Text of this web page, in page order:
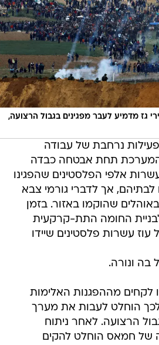
גז מדמיע לעבר מפגינים בגבול הרצועה,
נרחבת של עבודה
המערכת תחת אבטחה כבדה
אלפי הפלסטינים שהפגינו
אך לדברי גורמי צבא
שהוקמו באזור. בזמן
החומה התת-קרקעית
עוז עשרות פלסטינים שיידו
בה ונורה.
לקחים מההפגנות האלימות
הוחלט לעבות את מערך
הרצועה. לאחר ניתוח
של חמאס הוחלט להקים